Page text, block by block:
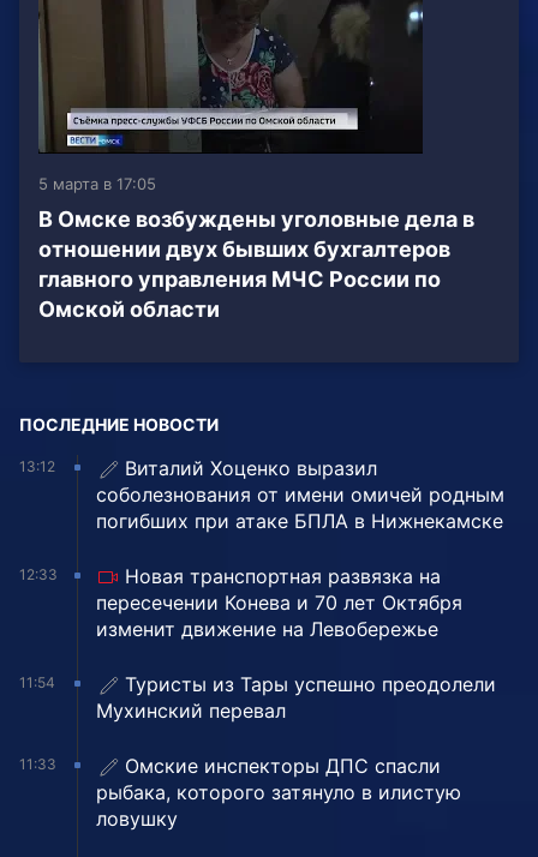
5 марта в 17:05
В Омске возбуждены уголовные дела в
отношении двух бывших бухгалтеров
главного управления МЧС России по
Омской области
ПОСЛЕДНИЕ НОВОСТИ
13:12
Виталий Хоценко выразил
соболезнования от имени омичей родным
погибших при атаке БПЛА в Нижнекамске
12:33
Новая транспортная развязка на
пересечении Конева и 70 лет Октября
изменит движение на Левобережье
11:54
Туристы из Тары успешно преодолели
Мухинский перевал
11:33
Омские инспекторы ДПС спасли
рыбака, которого затянуло в илистую
ловушку